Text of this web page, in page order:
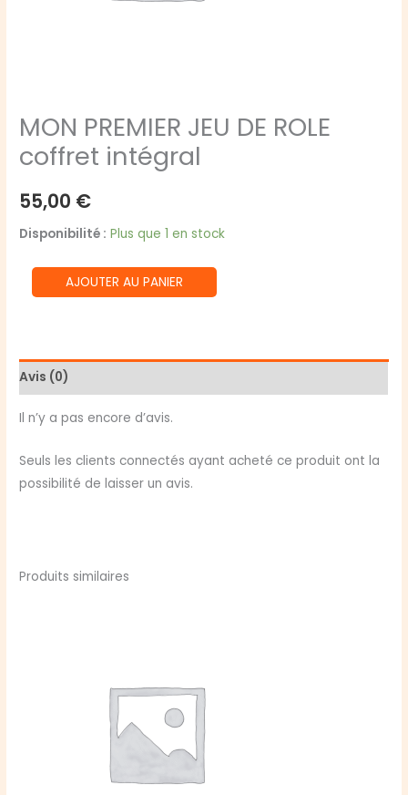
MON PREMIER JEU DE ROLE
coffret intégral
55,00 €
Disponibilité : Plus que 1 en stock
quantité
de
JEU
DE
ROLE
intégral
AJOUTER AU PANIER
Avis (0)
Il n’y a pas encore d’avis.
Seuls les clients connectés ayant acheté ce produit ont la
possibilité de laisser un avis.
Produits similaires